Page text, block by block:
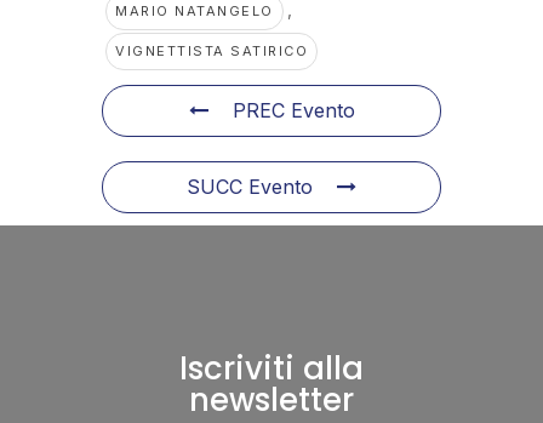
MARIO NATANGELO
VIGNETTISTA SATIRICO
PREC Evento
SUCC Evento
Iscriviti alla
newsletter